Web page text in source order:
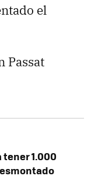
el
Passat
1.000